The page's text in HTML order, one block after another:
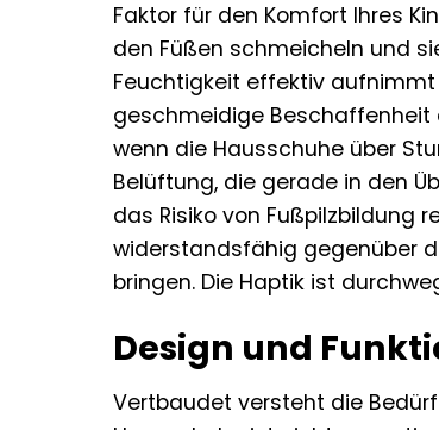
Faktor für den Komfort Ihres
den Füßen schmeicheln und
Feuchtigkeit effektiv
geschmeidige Beschaffenheit
wenn die Hausschuhe über
Belüftung, die gerade in den
das Risiko von Fußpilzbildung
widerstandsfähig gegenüber
bringen. Die Haptik ist
Design und
Vertbaudet versteht die